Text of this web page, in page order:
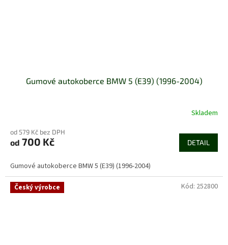
Gumové autokoberce BMW 5 (E39) (1996-2004)
Skladem
od 579 Kč bez DPH
od 700 Kč DETAIL
Gumové autokoberce BMW 5 (E39) (1996-2004)
Český výrobce Kód: 252800